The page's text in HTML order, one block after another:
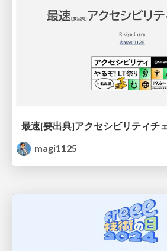
最速[要出典]アクセシビリティチ
magi1125